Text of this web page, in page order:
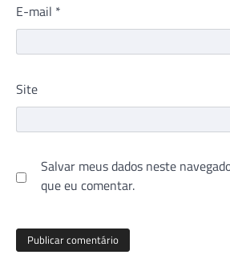
E-mail *
Site
Salvar meus dados neste
que eu comentar.